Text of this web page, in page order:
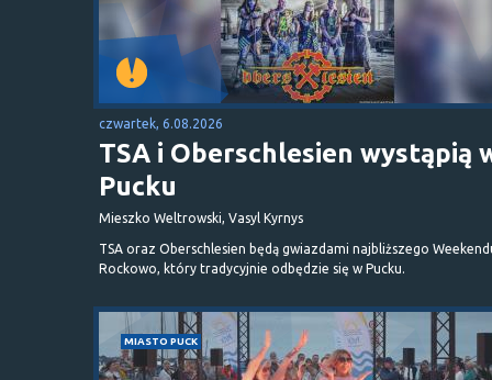
czwartek, 6.08.2026
TSA i Oberschlesien wystąpią
Pucku
Mieszko Weltrowski, Vasyl Kyrnys
TSA oraz Oberschlesien będą gwiazdami najbliższego
Rockowo, który tradycyjnie odbędzie się w Pucku.
MIASTO PUCK